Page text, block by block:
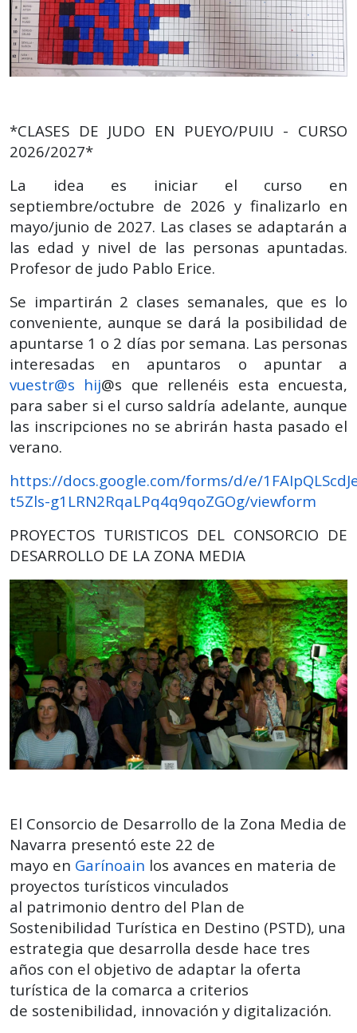
*CLASES DE JUDO EN PUEYO/PUIU - CURSO
2026/2027*
La idea es iniciar el curso en
septiembre/octubre de 2026 y finalizarlo en
mayo/junio de 2027. Las clases se adaptarán a
las edad y nivel de las personas apuntadas.
Profesor de judo Pablo Erice.
Se impartirán 2 clases semanales, que es lo
conveniente, aunque se dará la posibilidad de
apuntarse 1 o 2 días por semana. Las personas
interesadas en apuntaros o apuntar a
vuestr@s hij@s que rellenéis esta encuesta,
para saber si el curso saldría adelante, aunque
las inscripciones no se abrirán hasta pasado el
verano.
https://docs.google.com/forms/d/e/
t5Zls-g1LRN2RqaLPq4q9qoZGOg/viewform
PROYECTOS TURISTICOS DEL CONSORCIO DE
DESARROLLO DE LA ZONA MEDIA
El Consorcio de Desarrollo de la Zona Media de
Navarra presentó este 22 de
mayo en Garínoain los avances en materia de
proyectos turísticos vinculados
al patrimonio dentro del Plan de
Sostenibilidad Turística en Destino (PSTD), una
estrategia que desarrolla desde hace tres
años con el objetivo de adaptar la oferta
turística de la comarca a criterios
de sostenibilidad, innovación y digitalización.